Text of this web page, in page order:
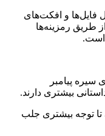
فایل‌ها و افکت‌های
طریق رمزینه‌ها
سیره پیامبر
بیشتری دارند.
تا توجه بیشتری جلب